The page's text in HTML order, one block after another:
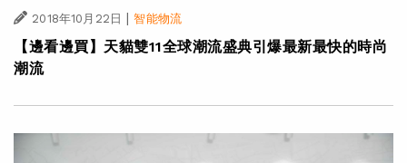
2018年10月22日 | 智能物流
【邊看邊買】天貓雙11全球潮流盛典引爆最新最快的時尚
潮流